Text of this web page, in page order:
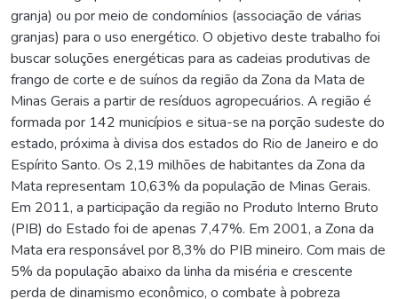
granja) ou por meio de condomínios (associação de várias
granjas) para o uso energético. O objetivo deste trabalho foi
buscar soluções energéticas para as cadeias produtivas de
frango de corte e de suínos da região da Zona da Mata de
Minas Gerais a partir de resíduos agropecuários. A região é
formada por 142 municípios e situa-se na porção sudeste do
estado, próxima à divisa dos estados do Rio de Janeiro e do
Espírito Santo. Os 2,19 milhões de habitantes da Zona da
Mata representam 10,63% da população de Minas Gerais.
Em 2011, a participação da região no Produto Interno Bruto
(PIB) do Estado foi de apenas 7,47%. Em 2001, a Zona da
Mata era responsável por 8,3% do PIB mineiro. Com mais de
5% da população abaixo da linha da miséria e crescente
perda de dinamismo econômico, o combate à pobreza